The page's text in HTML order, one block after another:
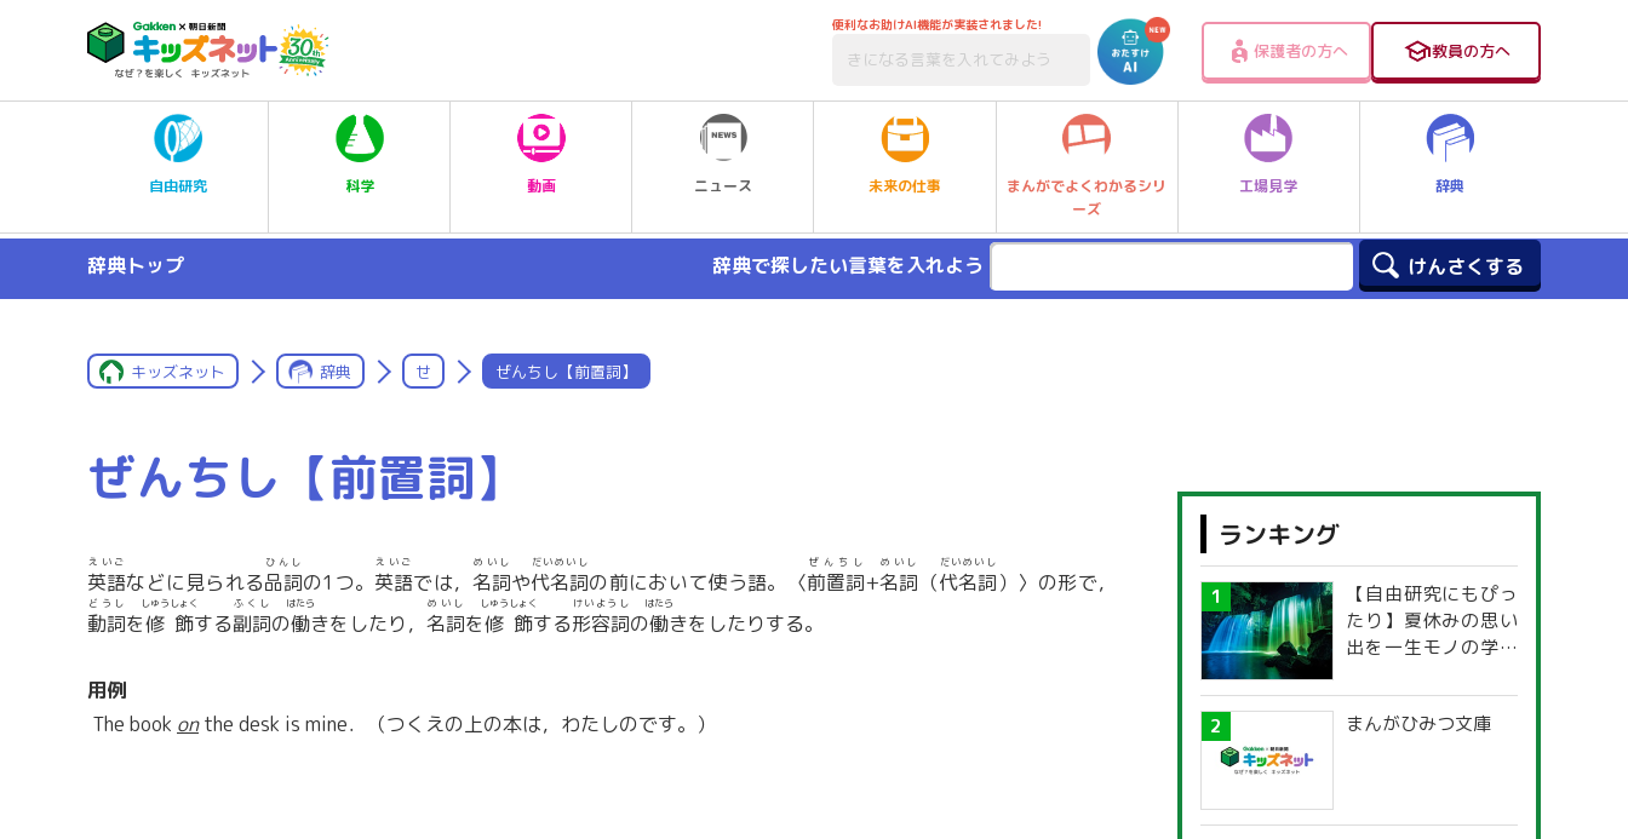
便利なお助けAI機能が実装されました!
保護者の方へ 教員の方へ
自由研究 科学 動画 ニュース 未来の仕事
まんがでよくわかるシリ
ーズ
工場見学 辞典
辞典トップ 辞典で探したい言葉を入れよう
キッズネット 辞典 せ ぜんちし【前置詞】
ぜんちし【前置詞】
英語
えいご
などに見られる品詞
ひんし
の1つ。 英語
えいご
では， 名詞
めいし
や代名詞
だいめいし
の前において使う語。〈前置詞
ぜんちし
+名詞
めいし
（代名詞
だいめいし
）〉の形で，
動詞
どうし
を修飾
しゅうしょく
する副詞
ふくし
の働
はたら
きをしたり， 名詞
めいし
を修飾
しゅうしょく
する形容詞
けいようし
の働
はたら
きをしたりする。
用例
The book onthe desk is mine．（つくえの上の本は，わたしのです。）
ランキング
【自由研究にもぴっ
たり】夏休みの思い
出を一生モノの学び
探究ガイド
まんがひみつ文庫